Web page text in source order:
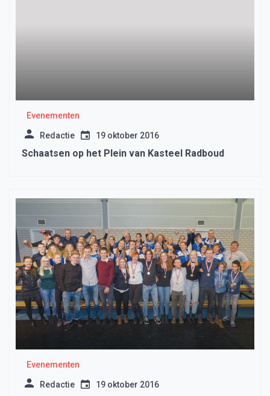
Evenementen
Redactie 19 oktober 2016
Schaatsen op het Plein van Kasteel Radboud
Evenementen
Redactie 19 oktober 2016